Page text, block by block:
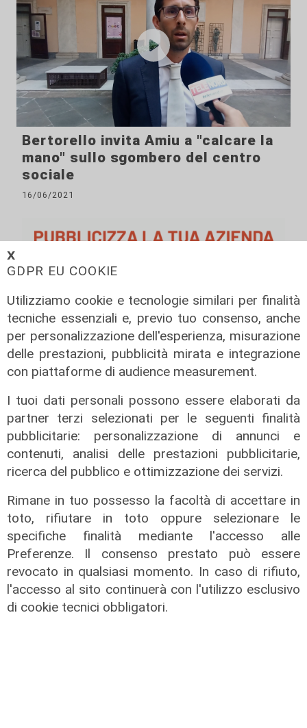
𝗫
GDPR EU COOKIE
Utilizziamo cookie e tecnologie similari per finalità
tecniche essenziali e, previo tuo consenso, anche
per personalizzazione dell'esperienza, misurazione
delle prestazioni, pubblicità mirata e integrazione
con piattaforme di audience measurement.
I tuoi dati personali possono essere elaborati da
partner terzi selezionati per le seguenti finalità
pubblicitarie: personalizzazione di annunci e
contenuti, analisi delle prestazioni pubblicitarie,
ricerca del pubblico e ottimizzazione dei servizi.
Rimane in tuo possesso la facoltà di accettare in
toto, rifiutare in toto oppure selezionare le
specifiche finalità mediante l'accesso alle
Preferenze. Il consenso prestato può essere
revocato in qualsiasi momento. In caso di rifiuto,
l'accesso al sito continuerà con l'utilizzo esclusivo
di cookie tecnici obbligatori.
Bertorello invita Amiu a "calcare la
mano" sullo sgombero del centro
sociale
16/06/2021
ALTRE NOTIZIE
La posizione
Agitazione aziende in subappalto
Amt: la situazione secondo il
vicepresidente Anav
06/08/2026